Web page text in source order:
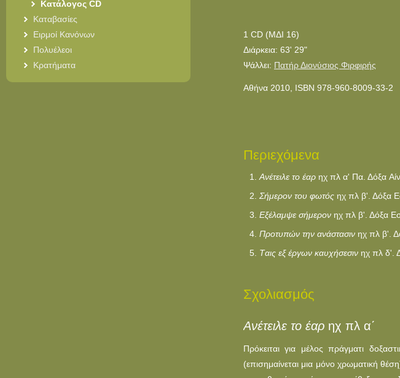
Κατάλογος CD
Καταβασίες
Ειρμοί Κανόνων
Πολυέλεοι
Κρατήματα
1 CD (ΜΔΙ 16)
Διάρκεια: 63' 29"
Ψάλλει: Πατήρ Διονύσιος Φιρφιρής
Αθήνα 2010, ISBN 978-960-8009-33-2
Περιεχόμενα
Aνέτειλε το έαρ ηχ πλ α' Πα. Δόξα
Σήμερον του φωτός ηχ πλ β'. Δόξα
Eξέλαμψε σήμερον ηχ πλ β'. Δόξα
Προτυπών την ανάστασιν ηχ πλ β'.
Tαις εξ έργων καυχήσεσιν ηχ πλ δ'.
Σχολιασμός
Ανέτειλε το έαρ ηχ πλ α΄
Πρόκειται για μέλος πράγματι
(επισημαίνεται μια μόνο χρωματική